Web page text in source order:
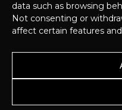
data such as browsing
Not consenting or
affect certain features
© 2026